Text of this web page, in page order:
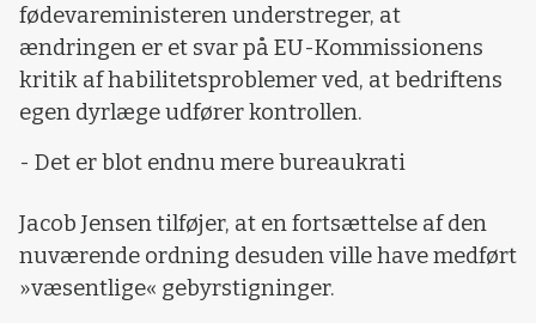
fødevareministeren understreger, at
ændringen er et svar på EU-Kommissionens
kritik af habilitetsproblemer ved, at bedriftens
egen dyrlæge udfører kontrollen.
- Det er blot endnu mere bureaukrati
Jacob Jensen tilføjer, at en fortsættelse af den
nuværende ordning desuden ville have medført
»væsentlige« gebyrstigninger.